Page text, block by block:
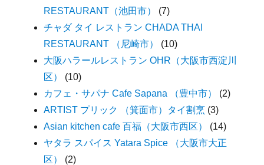
RESTAURANT（池田市）
(7)
チャダ タイ レストラン CHADA THAI
RESTAURANT （尼崎市）
(10)
大阪ハラールレストラン OHR（大阪市西淀川
区）
(10)
カフェ・サパナ Cafe Sapana （豊中市）
(2)
ARTIST プリック （箕面市）タイ割烹 (3)
Asian kitchen cafe 百福（大阪市西区）
(14)
ヤタラ スパイス Yatara Spice （大阪市大正
区）
(2)